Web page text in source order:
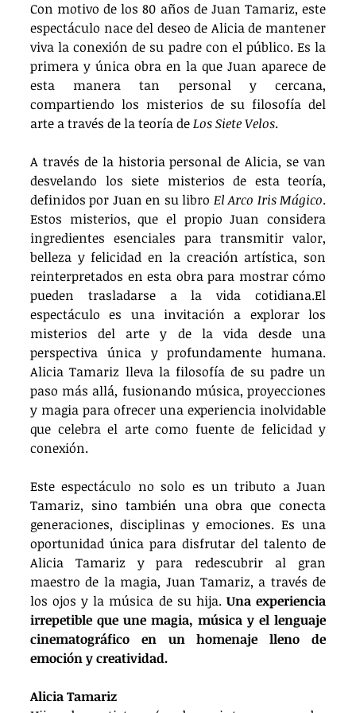
Con motivo de los 80 años de Juan Tamariz, este
espectáculo nace del deseo de Alicia de mantener
viva la conexión de su padre con el público. Es la
primera y única obra en la que Juan aparece de
esta manera tan personal y cercana,
compartiendo los misterios de su filosofía del
arte a través de la teoría de Los Siete Velos.
A través de la historia personal de Alicia, se van
desvelando los siete misterios de esta teoría,
definidos por Juan en su libro El Arco Iris Mágico.
Estos misterios, que el propio Juan considera
ingredientes esenciales para transmitir valor,
belleza y felicidad en la creación artística, son
reinterpretados en esta obra para mostrar cómo
pueden trasladarse a la vida cotidiana.El
espectáculo es una invitación a explorar los
misterios del arte y de la vida desde una
perspectiva única y profundamente humana.
Alicia Tamariz lleva la filosofía de su padre un
paso más allá, fusionando música, proyecciones
y magia para ofrecer una experiencia inolvidable
que celebra el arte como fuente de felicidad y
conexión.
Este espectáculo no solo es un tributo a Juan
Tamariz, sino también una obra que conecta
generaciones, disciplinas y emociones. Es una
oportunidad única para disfrutar del talento de
Alicia Tamariz y para redescubrir al gran
maestro de la magia, Juan Tamariz, a través de
los ojos y la música de su hija. Una experiencia
irrepetible que une magia, música y el lenguaje
cinematográfico en un homenaje lleno de
emoción y creatividad.
Alicia Tamariz